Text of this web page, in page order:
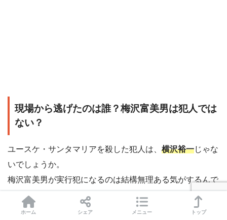
現場から逃げたのは誰？梅沢富美男は犯人では
ない？
ユースケ・サンタマリアを殺した犯人は、 横沢裕一じゃな
いでしょうか。
梅沢富美男が実行犯になるのは結構無理ある気がするんで
すよね～～～。
ホーム シェア メニュー トップ